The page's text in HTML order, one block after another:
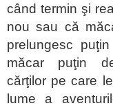
când termin şi
nou sau că
prelungesc
măcar puţin
cărţilor pe care
lume a